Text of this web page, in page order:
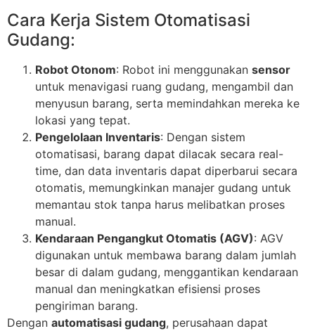
Cara Kerja Sistem Otomatisasi
Gudang:
Robot Otonom: Robot ini menggunakan sensor
untuk menavigasi ruang gudang, mengambil dan
menyusun barang, serta memindahkan mereka ke
lokasi yang tepat.
Pengelolaan Inventaris: Dengan sistem
otomatisasi, barang dapat dilacak secara real-
time, dan data inventaris dapat diperbarui secara
otomatis, memungkinkan manajer gudang untuk
memantau stok tanpa harus melibatkan proses
manual.
Kendaraan Pengangkut Otomatis (AGV): AGV
digunakan untuk membawa barang dalam jumlah
besar di dalam gudang, menggantikan kendaraan
manual dan meningkatkan efisiensi proses
pengiriman barang.
Dengan automatisasi gudang, perusahaan dapat